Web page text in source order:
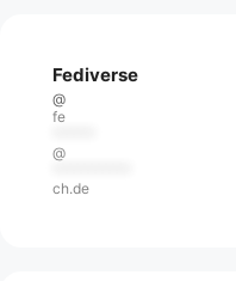
Fediverse
@
fe
@
ch.de